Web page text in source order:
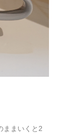
ままいくと2